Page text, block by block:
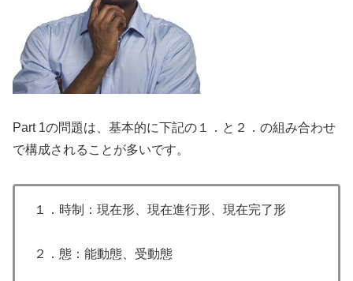
Part 1の問題は、基本的に下記の１．と２．の組み合わせ
で構成されることが多いです。
１．時制：現在形、現在進行形、現在完了形
２．態：能動態、受動態